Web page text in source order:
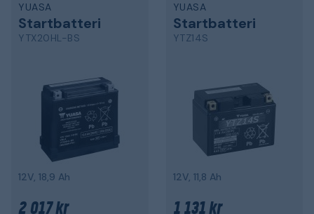
YUASA
Startbatteri
YTX20HL-BS
12V, 18,9 Ah
2 017 kr
YUASA
Startbatteri
YTZ14S
12V, 11,8 Ah
1 131 kr